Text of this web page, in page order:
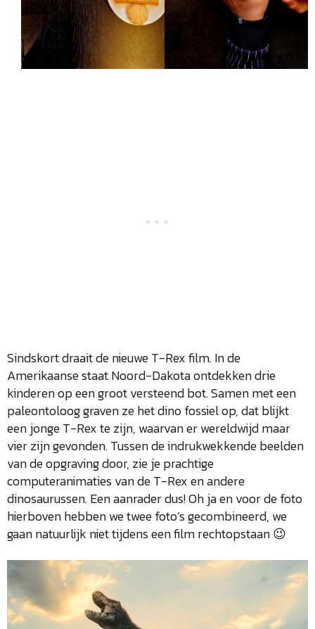
Sindskort draait de nieuwe T-Rex film. In de
Amerikaanse staat Noord-Dakota ontdekken drie
kinderen op een groot versteend bot. Samen met een
paleontoloog graven ze het dino fossiel op, dat blijkt
een jonge T-Rex te zijn, waarvan er wereldwijd maar
vier zijn gevonden. Tussen de indrukwekkende beelden
van de opgraving door, zie je prachtige
computeranimaties van de T-Rex en andere
dinosaurussen. Een aanrader dus! Oh ja en voor de foto
hierboven hebben we twee foto’s gecombineerd, we
gaan natuurlijk niet tijdens een film rechtopstaan 😉